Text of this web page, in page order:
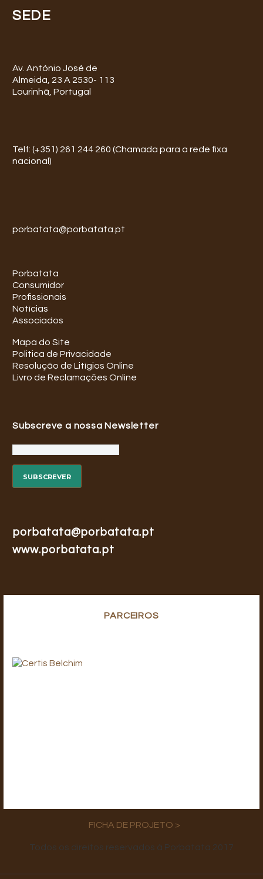
SEDE
Av. António José de
Almeida, 23 A 2530- 113
Lourinhã, Portugal
Telf: (+351) 261 244 260 (Chamada para a rede fixa
nacional)
porbatata@porbatata.pt
Porbatata
Consumidor
Profissionais
Notícias
Associados
Mapa do Site
Politica de Privacidade
Resolução de Litígios Online
Livro de Reclamações Online
Subscreve a nossa Newsletter
porbatata@porbatata.pt
www.porbatata.pt
PARCEIROS
FICHA DE PROJETO >
Todos os direitos reservados à Porbatata 2017